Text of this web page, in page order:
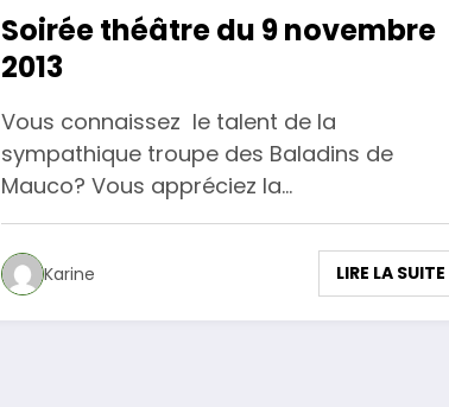
Soirée théâtre du 9 novembre
2013
Vous connaissez le talent de la
sympathique troupe des Baladins de
Mauco? Vous appréciez la…
Karine LIRE LA SUITE